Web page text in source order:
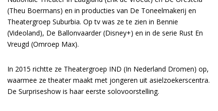
(Theu Boermans) en in producties van De Toneelmakerij en
Theatergroep Suburbia. Op tv was ze te zien in Bennie
(Videoland), De Ballonvaarder (Disney+) en in de serie Rust En
Vreugd (Omroep Max).
In 2015 richtte ze Theatergroep IND (In Nederland Dromen) op,
waarmee ze theater maakt met jongeren uit asielzoekerscentra.
De Surpriseshow is haar eerste solovoorstelling.